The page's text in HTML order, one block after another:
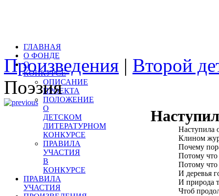
ГЛАВНАЯ
О ФОНДЕ
О
КОНКУРСЕ
ОПИСАНИЕ
ПРОЕКТА
ПОЛОЖЕНИЕ
О
ДЕТСКОМ
ЛИТЕРАТУРНОМ
КОНКУРСЕ
ПРАВИЛА
УЧАСТИЯ
В
КОНКУРСЕ
ПРАВИЛА
УЧАСТИЯ
Произведения | Второй
Поэзия
Наступила
Клином
Почему
Потому что
Потому что
И деревья
И природа
Чтоб